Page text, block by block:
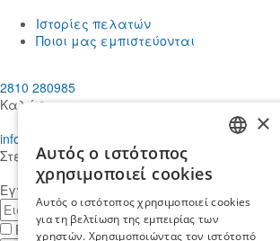
Ιστορίες πελατών
Ποιοι μας εμπιστεύονται
2810 280985
Καλέστε μας
info@mdcstiakakis.gr
Στείλτε μας το μήνυμά σας
Εγγραφείτε στο Newsletter μας
E-
mailΈχω διαβάσει κι αποδέχομαι τους
×
Αυτός ο ιστότοπος
χρησιμοποιεί cookies
Αυτός ο ιστότοπος χρησιμοποιεί cookies
για τη βελτίωση της εμπειρίας των
χρηστών. Χρησιμοποιώντας τον ιστότοπό